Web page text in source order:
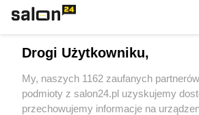
Sport
Społeczeństwo
Drogi Użytkowniku,
My, naszych 1162 zaufanych
podmioty z salon24.pl uzyskujemy
przechowujemy informacje na